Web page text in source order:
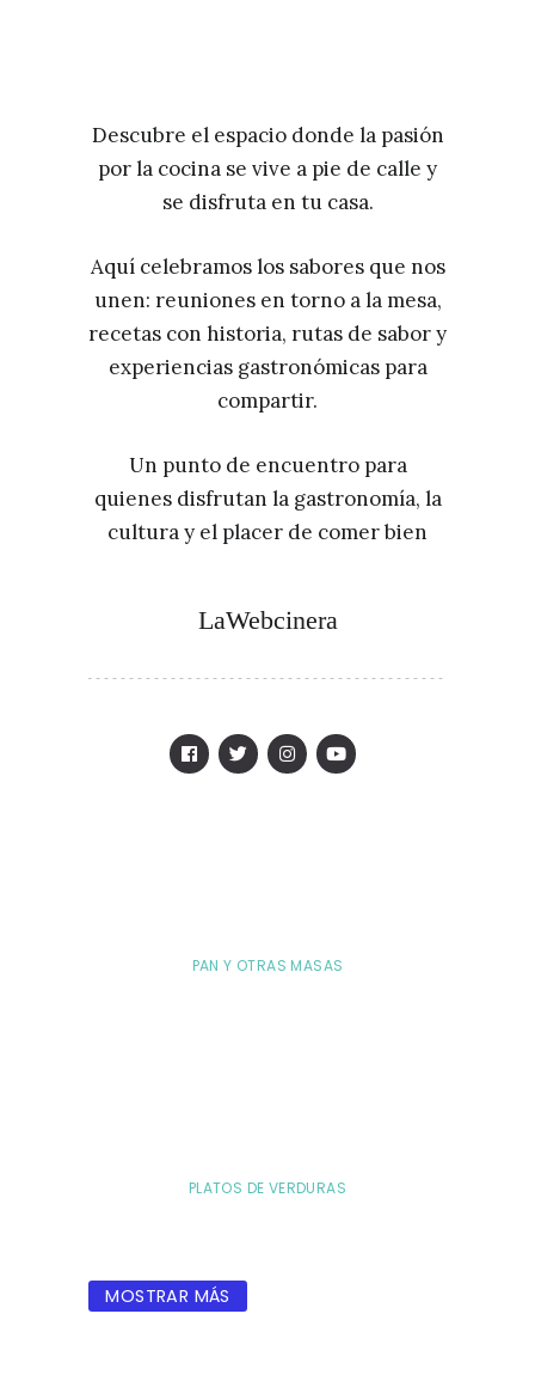
Descubre el espacio donde la pasión
por la cocina se vive a pie de calle y
se disfruta en tu casa.
Aquí celebramos los sabores que nos
unen: reuniones en torno a la mesa,
recetas con historia, rutas de sabor y
experiencias gastronómicas para
compartir.
Un punto de encuentro para
quienes disfrutan la gastronomía, la
cultura y el placer de comer bien
LaWebcinera
PAN Y OTRAS MASAS
PLATOS DE VERDURAS
MOSTRAR MÁS